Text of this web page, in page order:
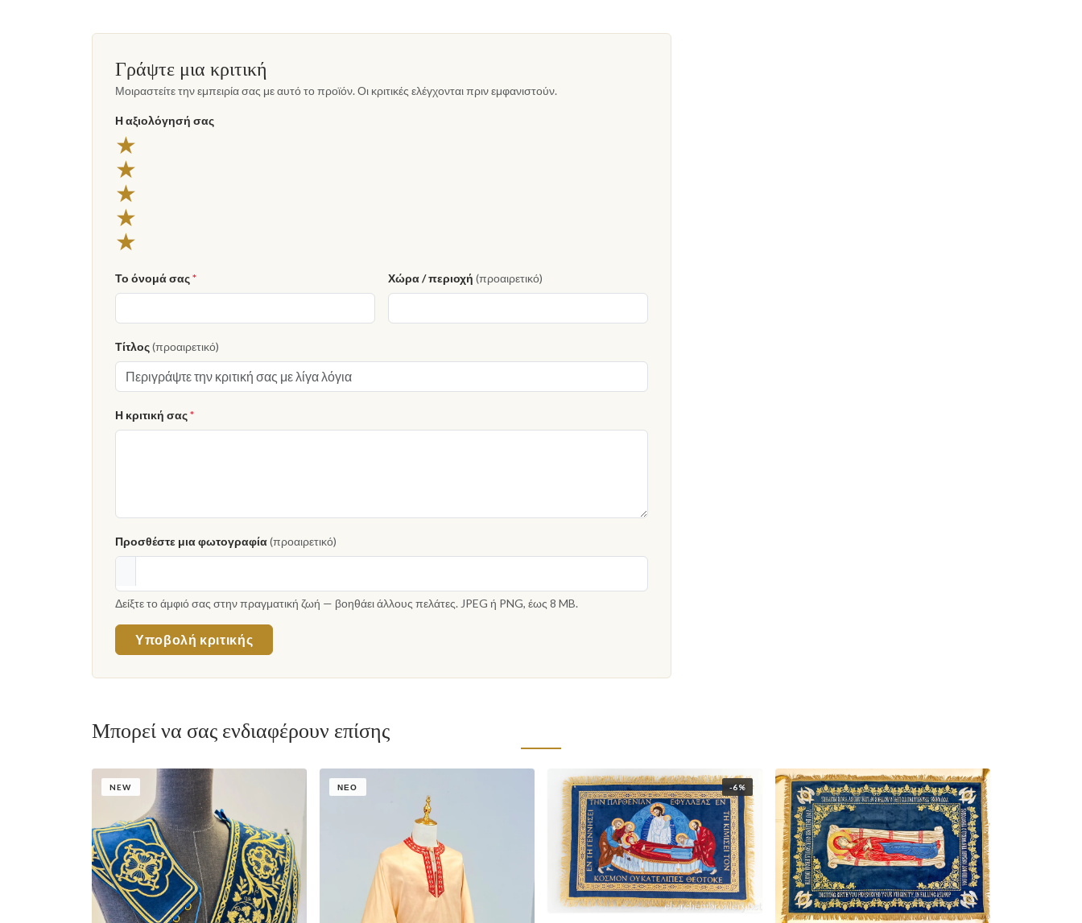
Γράψτε μια κριτική
Μοιραστείτε την εμπειρία σας με αυτό το προϊόν. Οι κριτικές ελέγχονται πριν εμφανιστούν.
Η αξιολόγησή σας
★
★
★
★
★
Το όνομά σας* Χώρα / περιοχή (προαιρετικό)
Τίτλος(προαιρετικό)
Η κριτική σας*
Προσθέστε μια φωτογραφία(προαιρετικό)
Δείξτε το άμφιό σας στην πραγματική ζωή — βοηθάει άλλους πελάτες. JPEG ή PNG, έως 8 MB.
Υποβολή κριτικής
Μπορεί να σας ενδιαφέρουν επίσης
NEW ΝΈΟ -6%